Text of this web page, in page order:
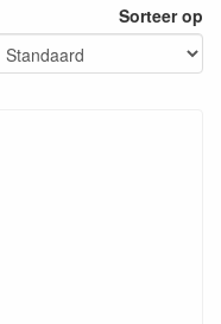
Sorteer op